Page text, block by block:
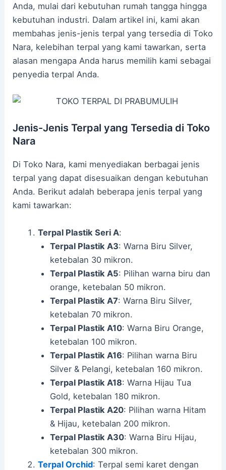
Anda, mulai dari kebutuhan rumah tangga hingga
kebutuhan industri. Dalam artikel ini, kami akan
membahas jenis-jenis terpal yang tersedia di Toko
Nara, kelebihan terpal yang kami tawarkan, serta
alasan mengapa Anda harus memilih kami sebagai
penyedia terpal Anda.
Jenis-Jenis Terpal yang Tersedia di Toko
Nara
Di Toko Nara, kami menyediakan berbagai jenis
terpal yang dapat disesuaikan dengan kebutuhan
Anda. Berikut adalah beberapa jenis terpal yang
kami tawarkan:
Terpal Plastik Seri A:
Terpal Plastik A3: Warna Biru Silver,
ketebalan 30 mikron.
Terpal Plastik A5: Pilihan warna biru dan
orange, ketebalan 50 mikron.
Terpal Plastik A7: Warna Biru Silver,
ketebalan 70 mikron.
Terpal Plastik A10: Warna Biru Orange,
ketebalan 100 mikron.
Terpal Plastik A16: Pilihan warna Biru
Silver & Pelangi, ketebalan 160 mikron.
Terpal Plastik A18: Warna Hijau Tua
Gold, ketebalan 180 mikron.
Terpal Plastik A20: Pilihan warna Hitam
& Hijau, ketebalan 200 mikron.
Terpal Plastik A30: Warna Biru Hijau,
ketebalan 300 mikron.
Terpal Orchid: Terpal semi karet dengan